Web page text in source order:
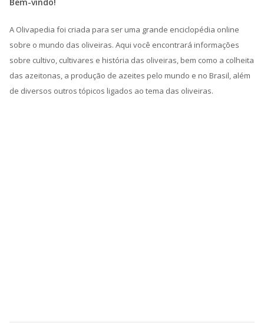
A Olivapedia foi criada para ser uma grande enciclopédia online
sobre o mundo das oliveiras. Aqui você encontrará informações
sobre cultivo, cultivares e história das oliveiras, bem como a colheita
das azeitonas, a produção de azeites pelo mundo e no Brasil, além
de diversos outros tópicos ligados ao tema das oliveiras.